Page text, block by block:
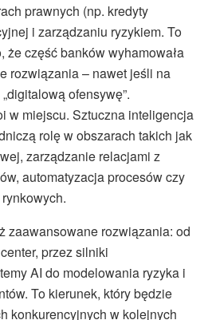
prawnych (np. kredyty
i zarządzaniu ryzykiem. To
że część banków wyhamowała
rozwiązania – nawet jeśli na
ofensywę”.
w miejscu. Sztuczna inteligencja
rolę w obszarach takich jak
zarządzanie relacjami z
automatyzacja procesów czy
zaawansowane rozwiązania: od
przez silniki
AI do modelowania ryzyka i
To kierunek, który będzie
konkurencyjnych w kolejnych